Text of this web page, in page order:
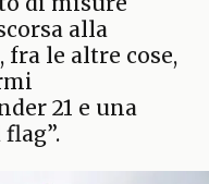
alla
fra le altre cose,
21 e una